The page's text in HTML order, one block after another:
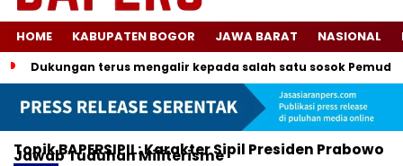
HOME KABUPATEN BOGOR JAWA BARAT NASIONAL
Dukungan terus mengalir kepada salah satu sosok
TopikBAPERSIPIL: Karakter Sipil Presiden Prabowo
Jawab Tuduhan Militerisme